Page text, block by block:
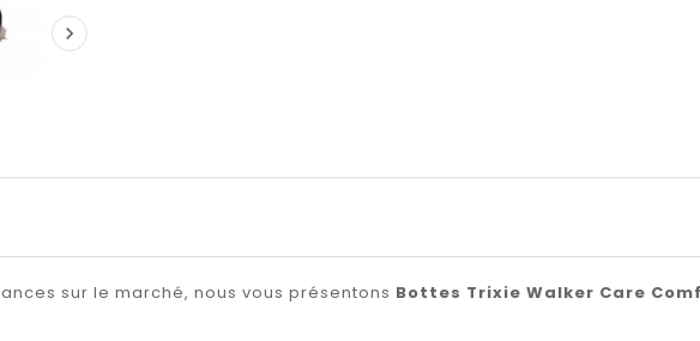

sur le marché, nous vous présentons Bottes Trixie Walker Care